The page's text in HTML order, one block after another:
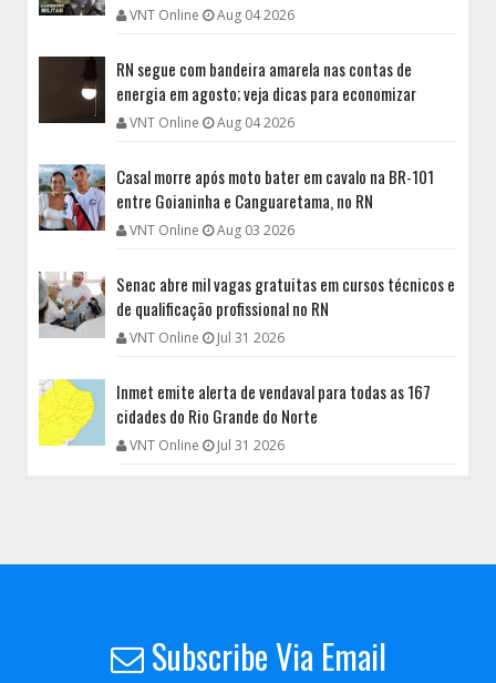
VNT Online Aug 04 2026
RN segue com bandeira amarela nas contas de
energia em agosto; veja dicas para economizar
VNT Online Aug 04 2026
Casal morre após moto bater em cavalo na BR-101
entre Goianinha e Canguaretama, no RN
VNT Online Aug 03 2026
Senac abre mil vagas gratuitas em cursos técnicos e
de qualificação profissional no RN
VNT Online Jul 31 2026
Inmet emite alerta de vendaval para todas as 167
cidades do Rio Grande do Norte
VNT Online Jul 31 2026
Subscribe Via Email